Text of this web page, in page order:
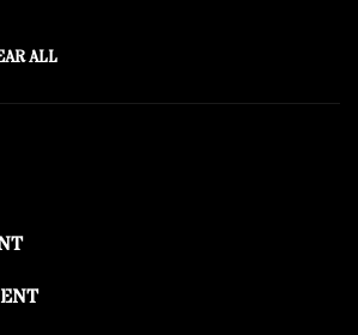
ALL